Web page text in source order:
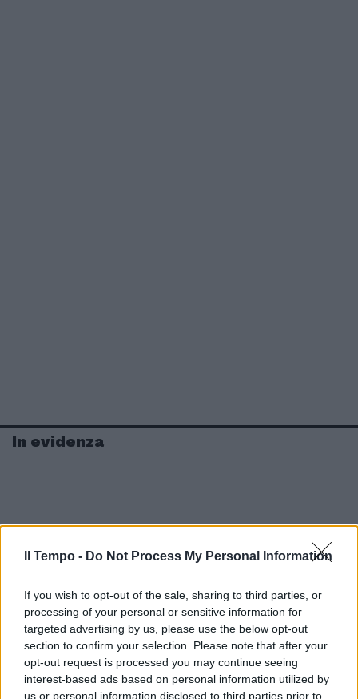
Il Tempo - Do Not Process My Personal Information
If you wish to opt-out of the sale, sharing to third parties, or
processing of your personal or sensitive information for
targeted advertising by us, please use the below opt-out
section to confirm your selection. Please note that after your
opt-out request is processed you may continue seeing
interest-based ads based on personal information utilized by
us or personal information disclosed to third parties prior to
In evidenza